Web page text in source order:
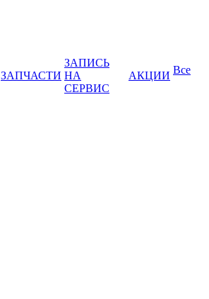
ЗАПЧАСТИ
ЗАПИСЬ
НА
СЕРВИС
АКЦИИ Все